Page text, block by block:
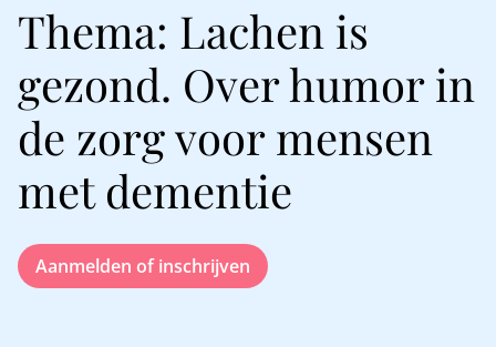
Thema: Lachen is
gezond. Over humor in
de zorg voor mensen
met dementie
Aanmelden of inschrijven